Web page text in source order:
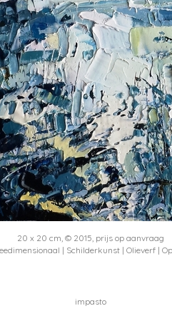
20 x 20 cm, © 2015, prijs op aanvraag
| Schilderkunst | Olieverf |
impasto